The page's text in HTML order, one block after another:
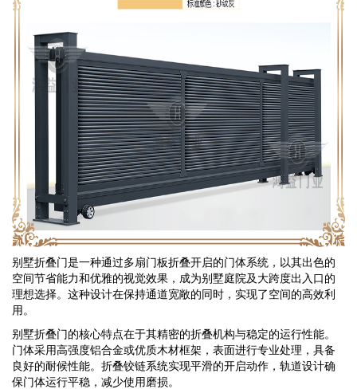
别墅折叠门是一种通过多扇门板折叠开启的门体系统，以其出色的
空间节省能力和优雅的视觉效果，成为别墅庭院及大跨度出入口的
理想选择。这种设计在保持通道宽敞的同时，实现了空间的高效利
用。
别墅折叠门的核心特点在于其精密的折叠机构与稳定的运行性能。
门体采用高强度铝合金或优质木材框架，表面进行专业处理，具备
良好的耐候性能。折叠铰链系统实现平滑的开启动作，轨道设计确
保门体运行平稳，减少使用磨损。